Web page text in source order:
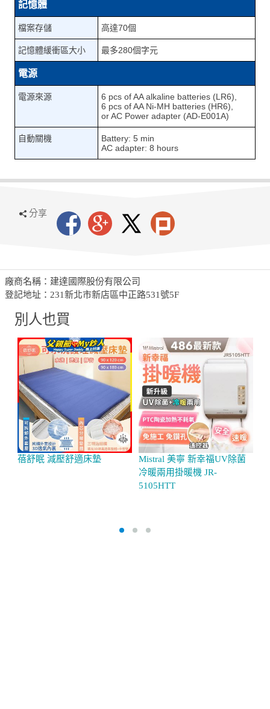
記憶體
檔案存儲 高達70個
記憶體緩衝區大小 最多280個字元
電源
電源來源
6 pcs of AA alkaline batteries (LR6),
6 pcs of AA Ni-MH batteries (HR6),
or AC Power adapter (AD-E001A)
自動關機
Battery: 5 min
AC adapter: 8 hours
分享
廠商名稱：建達國際股份有限公司
登記地址：231新北市新店區中正路531號5F
別人也買
蓓舒眠 減壓舒適床墊
Mistral 美寧 新幸福UV除菌
冷暖兩用掛暖機 JR-
5105HTT